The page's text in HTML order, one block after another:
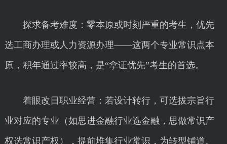
探求备考难度：零本原或时刻严重的考生，优先
选工商办理或人力资源办理——这两个专业常识点本
原，积年通过率较高，是“拿证优先”考生的首选。
着眼改日职业经营：若设计转行，可选拔宗旨行
业对应的专业（如思进金融行业选金融，思做常识产
权选常识产权），提前堆集行业常识，为转型铺道。